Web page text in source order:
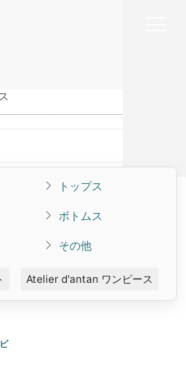
トップス
ボトムス
その他
Atelier d'antan ワンピース